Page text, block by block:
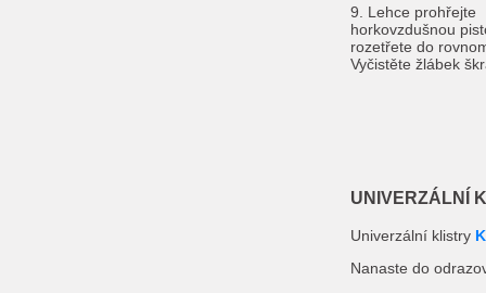
9. Lehce prohřejte
horkovzdušnou
rozetřete do
Vyčistěte žlábek
UNIVERZÁLNÍ
Univerzální klistry
Nanaste do